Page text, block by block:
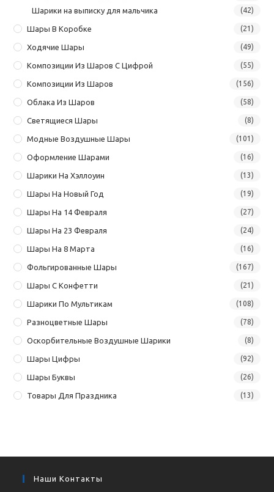
Шарики на выписку для мальчика (42)
Шары В Коробке (21)
Ходячие Шары (49)
Композиции Из Шаров С Цифрой (55)
Композиции Из Шаров (156)
Облака Из Шаров (58)
Светящиеся Шары (8)
Модные Воздушные Шары (101)
Оформление Шарами (16)
Шарики На Хэллоуин (13)
Шары На Новый Год (19)
Шары На 14 Февраля (27)
Шары На 23 Февраля (24)
Шары На 8 Марта (16)
Фольгированные Шары (167)
Шары С Конфетти (21)
Шарики По Мультикам (108)
Разноцветные Шары (78)
Оскорбительные Воздушные Шарики (8)
Шары Цифры (92)
Шары Буквы (26)
Товары Для Праздника (13)
Наши Контакты